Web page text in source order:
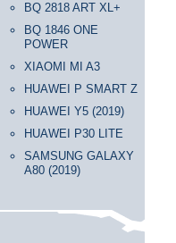
BQ 2818 ART XL+
BQ 1846 ONE
POWER
XIAOMI MI A3
HUAWEI P SMART Z
HUAWEI Y5 (2019)
HUAWEI P30 LITE
SAMSUNG GALAXY
A80 (2019)